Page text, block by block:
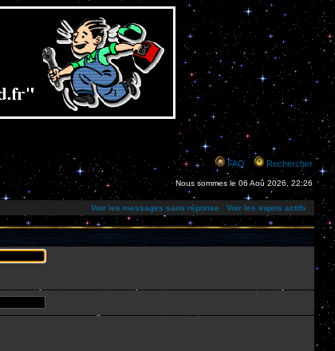
FAQ Rechercher
Nous sommes le 06 Aoû 2026, 22:26
Voir les messages sans réponse Voir les sujets actifs